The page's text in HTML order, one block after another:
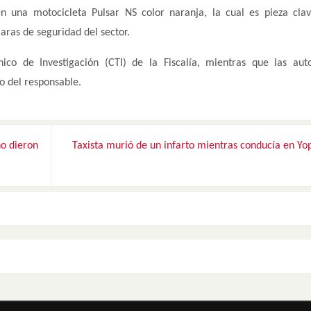
una motocicleta Pulsar NS color naranja, la cual es pieza
de seguridad del sector.
de Investigación (CTI) de la Fiscalía, mientras que las
del responsable.
dieron Taxista murió de un infarto mientras conducía en